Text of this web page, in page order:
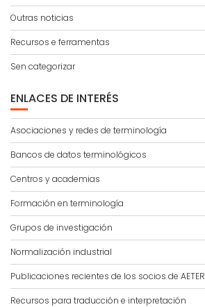
Outras noticias
Recursos e ferramentas
Sen categorizar
ENLACES DE INTERÉS
Asociaciones y redes de terminología
Bancos de datos terminológicos
Centros y academias
Formación en terminología
Grupos de investigación
Normalización industrial
Publicaciones recientes de los socios de AETER
Recursos para traducción e interpretación